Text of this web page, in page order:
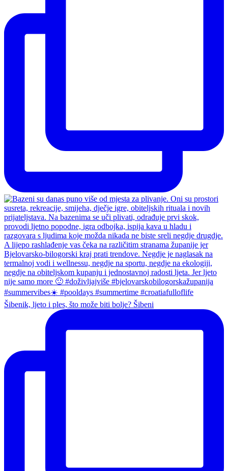
Šibenik, ljeto i ples, što može biti bolje? Šibeni